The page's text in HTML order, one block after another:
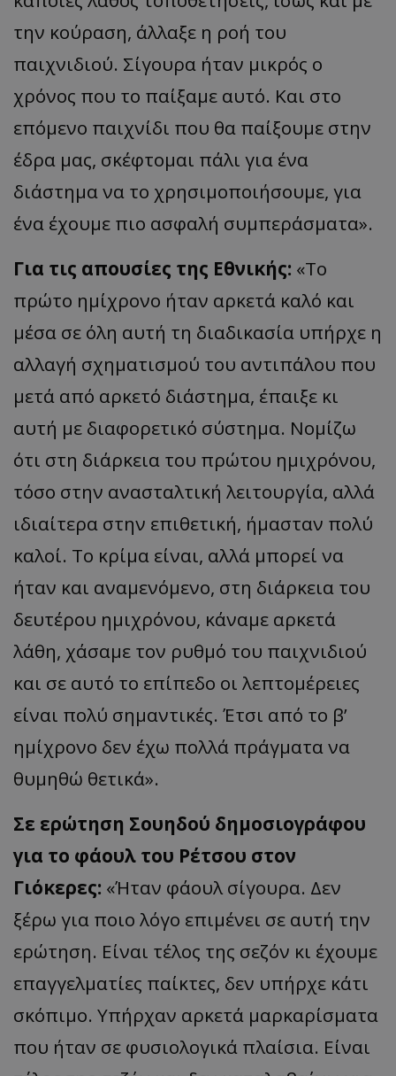
την κούραση, άλλαξε η ροή του
παιχνιδιού. Σίγουρα ήταν μικρός ο
χρόνος που το παίξαμε αυτό. Και στο
επόμενο παιχνίδι που θα παίξουμε στην
έδρα μας, σκέφτομαι πάλι για ένα
διάστημα να το χρησιμοποιήσουμε, για
ένα έχουμε πιο ασφαλή συμπεράσματα».
Για τις απουσίες της Εθνικής: «Το
πρώτο ημίχρονο ήταν αρκετά καλό και
μέσα σε όλη αυτή τη διαδικασία υπήρχε η
αλλαγή σχηματισμού του αντιπάλου που
μετά από αρκετό διάστημα, έπαιξε κι
αυτή με διαφορετικό σύστημα. Νομίζω
ότι στη διάρκεια του πρώτου ημιχρόνου,
τόσο στην ανασταλτική λειτουργία, αλλά
ιδιαίτερα στην επιθετική, ήμασταν πολύ
καλοί. Το κρίμα είναι, αλλά μπορεί να
ήταν και αναμενόμενο, στη διάρκεια του
δευτέρου ημιχρόνου, κάναμε αρκετά
λάθη, χάσαμε τον ρυθμό του παιχνιδιού
και σε αυτό το επίπεδο οι λεπτομέρειες
είναι πολύ σημαντικές. Έτσι από το β’
ημίχρονο δεν έχω πολλά πράγματα να
θυμηθώ θετικά».
Σε ερώτηση Σουηδού δημοσιογράφου
για το φάουλ του Ρέτσου στον
Γιόκερες: «Ήταν φάουλ σίγουρα. Δεν
ξέρω για ποιο λόγο επιμένει σε αυτή την
ερώτηση. Είναι τέλος της σεζόν κι έχουμε
επαγγελματίες παίκτες, δεν υπήρχε κάτι
σκόπιμο. Υπήρχαν αρκετά μαρκαρίσματα
που ήταν σε φυσιολογικά πλαίσια. Είναι